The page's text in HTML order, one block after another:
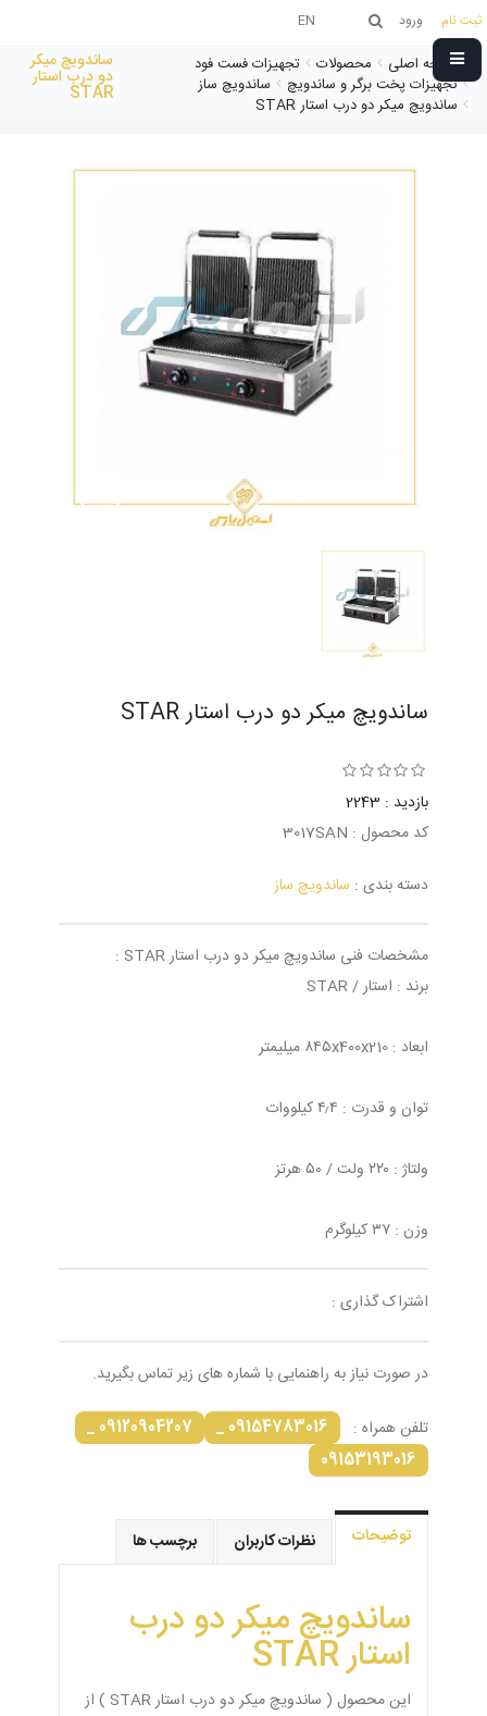
ثبت نام ورود EN
صفحه اصلی محصولات
تجهیزات فست فود
تجهیزات پخت برگر و ساندویچ
ساندویچ ساز
ساندویچ میکر دو درب استار STAR
ساندویچ میکر
دو درب استار
STAR
ساندویچ میکر دو درب استار STAR
بازدید : 2243
کد محصول : 3017SAN
دسته بندی : ساندویچ ساز
مشخصات فنی ساندویچ میکر دو درب استار STAR :
برند : استار / STAR
ابعاد : ۸۴۵x400x210 میلیمتر
توان و قدرت : ۴٫۴ کیلووات
ولتاژ : ۲۲۰ ولت / ۵۰ هرتز
وزن : ۳۷ کیلوگرم
اشتراک گذاری :
در صورت نیاز به راهنمایی با شماره های زیر تماس بگیرید.
تلفن همراه : 09154783016 _
09120904207 _
09153193016
توضیحات نظرات کاربران برچسب ها
ساندویچ میکر دو درب
استار STAR
این محصول ( ساندویچ میکر دو درب استار STAR ) از